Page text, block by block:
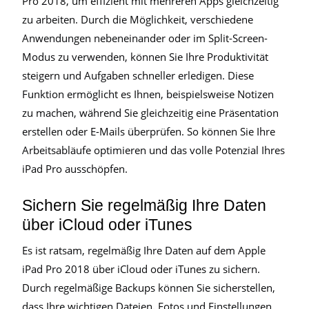
zu arbeiten. Durch die Möglichkeit, verschiedene
Anwendungen nebeneinander oder im Split-Screen-
Modus zu verwenden, können Sie Ihre Produktivität
steigern und Aufgaben schneller erledigen. Diese
Funktion ermöglicht es Ihnen, beispielsweise Notizen
zu machen, während Sie gleichzeitig eine Präsentation
erstellen oder E-Mails überprüfen. So können Sie Ihre
Arbeitsabläufe optimieren und das volle Potenzial Ihres
iPad Pro ausschöpfen.
Sichern Sie regelmäßig Ihre Daten
über iCloud oder iTunes
Es ist ratsam, regelmäßig Ihre Daten auf dem Apple
iPad Pro 2018 über iCloud oder iTunes zu sichern.
Durch regelmäßige Backups können Sie sicherstellen,
dass Ihre wichtigen Dateien, Fotos und Einstellungen